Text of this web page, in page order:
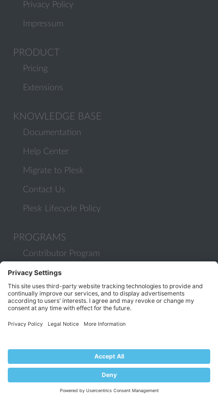
Privacy Policy
Impressum
PRODUCT
Pricing
Extensions
KNOWLEDGE BASE
Documentation
Help Center
Migrate to Plesk
Contact Us
Plesk Lifecycle Policy
PROGRAMS
Contributor Program
Partner Program
COMMUNITY
the Plesk logo are trademarks of WebPros International GmbH.